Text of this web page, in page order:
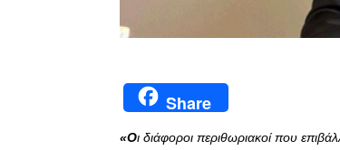
Share
«Οι διάφοροι περιθωριακοί που